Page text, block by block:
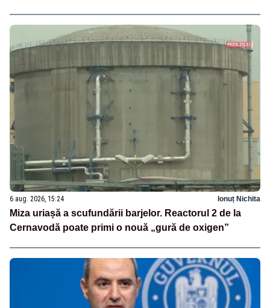
6 aug. 2026, 15:24 Ionuț Nichita
Miza uriașă a scufundării barjelor. Reactorul 2 de la
Cernavodă poate primi o nouă „gură de oxigen”